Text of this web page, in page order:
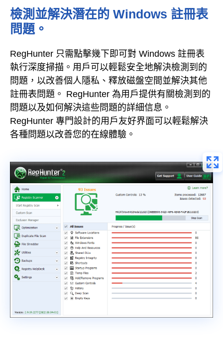
檢測並解決潛在的 Windows 註冊表
問題。
RegHunter 只需點擊幾下即可對 Windows 註冊表
執行深度掃描。用戶可以輕鬆安全地解決檢測到的
問題，以改善個人隱私、釋放磁盤空間並解決其他
註冊表問題。 RegHunter 為用戶提供有關檢測到的
問題以及如何解決這些問題的詳細信息。
RegHunter 專門設計的用戶友好界面可以輕鬆解決
各種問題以改善您的在線體驗。